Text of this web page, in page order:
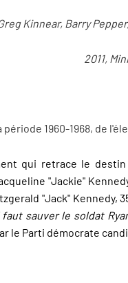
Kinnear, Barry
2011,
1960-1968, de
qui retrace le
"Jackie"
"Jack" Kennedy,
sauver le soldat
le Parti démocrate